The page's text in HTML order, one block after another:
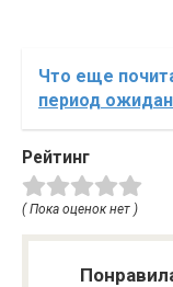
Что еще
период
Рейтинг
( Пока оценок нет )